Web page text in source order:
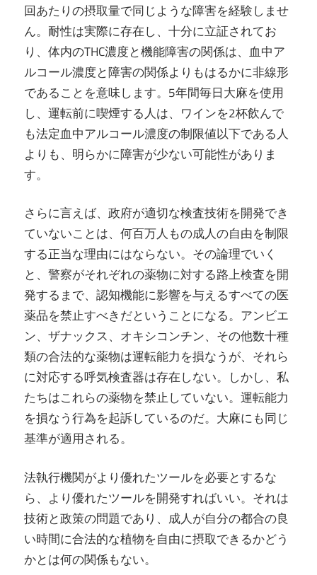
回あたりの摂取量で同じような障害を経験しませ
ん。耐性は実際に存在し、十分に立証されてお
り、体内のTHC濃度と機能障害の関係は、血中ア
ルコール濃度と障害の関係よりもはるかに非線形
であることを意味します。5年間毎日大麻を使用
し、運転前に喫煙する人は、ワインを2杯飲んで
も法定血中アルコール濃度の制限値以下である人
よりも、明らかに障害が少ない可能性がありま
す。
さらに言えば、政府が適切な検査技術を開発でき
ていないことは、何百万人もの成人の自由を制限
する正当な理由にはならない。その論理でいく
と、警察がそれぞれの薬物に対する路上検査を開
発するまで、認知機能に影響を与えるすべての医
薬品を禁止すべきだということになる。アンビエ
ン、ザナックス、オキシコンチン、その他数十種
類の合法的な薬物は運転能力を損なうが、それら
に対応する呼気検査器は存在しない。しかし、私
たちはこれらの薬物を禁止していない。運転能力
を損なう行為を起訴しているのだ。大麻にも同じ
基準が適用される。
法執行機関がより優れたツールを必要とするな
ら、より優れたツールを開発すればいい。それは
技術と政策の問題であり、成人が自分の都合の良
い時間に合法的な植物を自由に摂取できるかどう
かとは何の関係もない。